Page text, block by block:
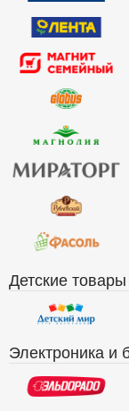
Детские товары
Электроника и